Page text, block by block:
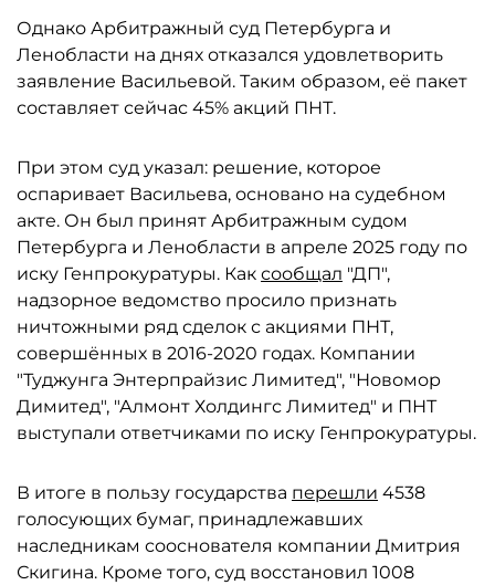
Однако Арбитражный суд Петербурга и
Ленобласти на днях отказался удовлетворить
заявление Васильевой. Таким образом, её пакет
составляет сейчас 45% акций ПНТ.
При этом суд указал: решение, которое
оспаривает Васильева, основано на судебном
акте. Он был принят Арбитражным судом
Петербурга и Ленобласти в апреле 2025 году по
иску Генпрокуратуры. Как сообщал "ДП",
надзорное ведомство просило признать
ничтожными ряд сделок с акциями ПНТ,
совершённых в 2016-2020 годах. Компании
"Туджунга Энтерпрайзис Лимитед", "Новомор
Димитед", "Алмонт Холдингс Лимитед" и ПНТ
выступали ответчиками по иску Генпрокуратуры.
В итоге в пользу государства перешли 4538
голосующих бумаг, принадлежавших
наследникам сооснователя компании Дмитрия
Скигина. Кроме того, суд восстановил 1008